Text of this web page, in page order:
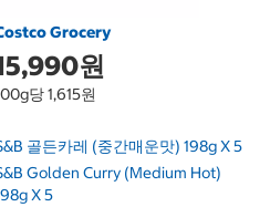
Grocery
원
당 1,615원
골든카레 (중간매운맛) 198g X 5
Golden Curry (Medium Hot)
X 5